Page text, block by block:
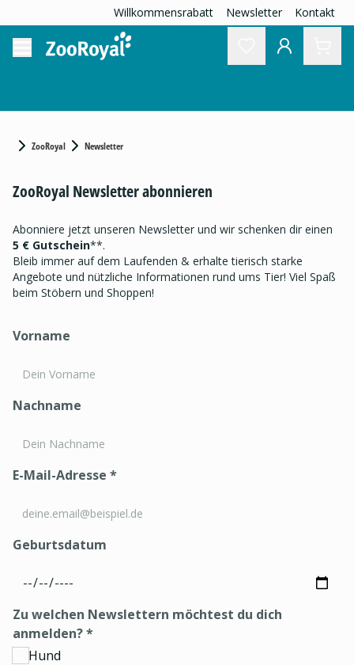
Willkommensrabatt Newsletter Kontakt
ZooRoyal Newsletter
ZooRoyal Newsletter abonnieren
Abonniere jetzt unseren Newsletter und wir schenken dir einen
5 € Gutschein**.
Bleib immer auf dem Laufenden & erhalte tierisch starke
Angebote und nützliche Informationen rund ums Tier! Viel Spaß
beim Stöbern und Shoppen!
Vorname
Nachname
E-Mail-Adresse *
Geburtsdatum
Zu welchen Newslettern möchtest du dich
anmelden?*
Hund